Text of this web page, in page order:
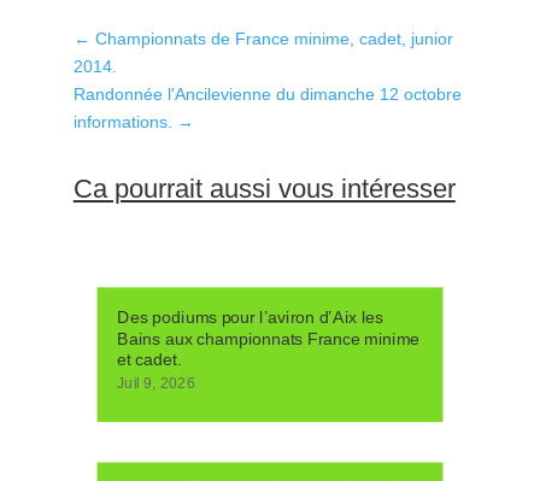
← Championnats de France minime, cadet, junior
2014.
Randonnée l'Ancilevienne du dimanche 12 octobre
informations.
→
Ca pourrait aussi vous intéresser
Des podiums pour l’aviron d’Aix les
Bains aux championnats France minime
et cadet.
Juil 9, 2026